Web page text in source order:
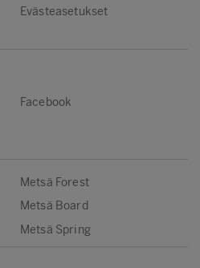
Evästeasetukset
Facebook
Metsä Forest
Metsä Board
Metsä Spring